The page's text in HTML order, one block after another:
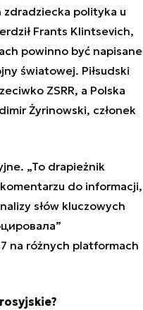
zdradziecka polityka u
Frants Klintsevich,
powinno być napisane
światowej. Piłsudski
ZSRR, a Polska
Żyrinowski, członek
„To drapieżnik
komentarzu do informacji,
słów kluczowych
na różnych platformach